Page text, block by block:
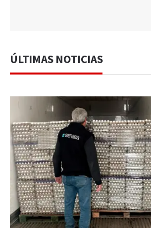
ÚLTIMAS NOTICIAS